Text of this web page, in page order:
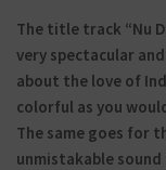
The title track “Nu
very spectacular
about the love of
colorful as you
The same goes for
unmistakable